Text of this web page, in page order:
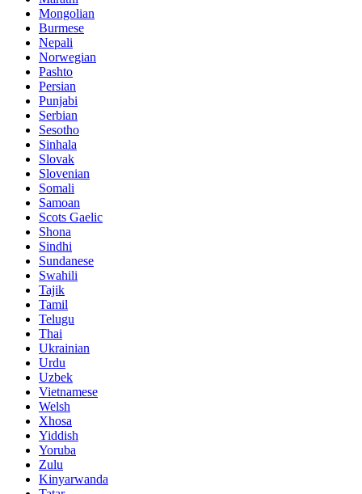
Mongolian
Burmese
Nepali
Norwegian
Pashto
Persian
Punjabi
Serbian
Sesotho
Sinhala
Slovak
Slovenian
Somali
Samoan
Scots Gaelic
Shona
Sindhi
Sundanese
Swahili
Tajik
Tamil
Telugu
Thai
Ukrainian
Urdu
Uzbek
Vietnamese
Welsh
Xhosa
Yiddish
Yoruba
Zulu
Kinyarwanda